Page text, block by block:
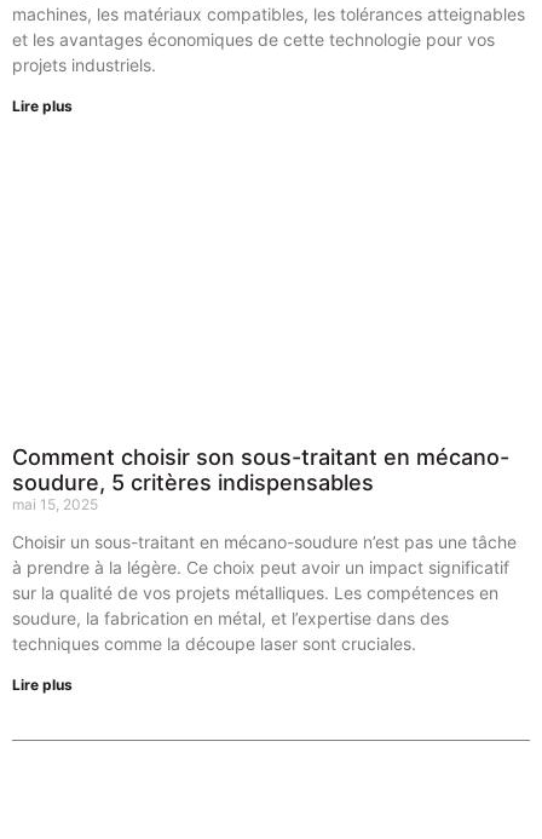
machines, les matériaux compatibles, les tolérances atteignables
et les avantages économiques de cette technologie pour vos
projets industriels.
Lire plus
Comment choisir son sous-traitant en mécano-
soudure, 5 critères indispensables
mai 15, 2025
Choisir un sous-traitant en mécano-soudure n’est pas une tâche
à prendre à la légère. Ce choix peut avoir un impact significatif
sur la qualité de vos projets métalliques. Les compétences en
soudure, la fabrication en métal, et l’expertise dans des
techniques comme la découpe laser sont cruciales.
Lire plus